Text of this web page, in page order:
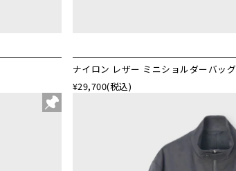
ナイロン レザー ミニショルダーバッグ
¥29,700(税込)